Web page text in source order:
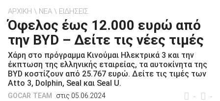
Βρες τα πάντα για το
αυτοκίνητο!
βρες το!
ΑΡΧΙΚΗ ΝΕΑ ΕΙΔΗΣΕΙΣ
Όφελος έως 12.000 ευρώ από
την BYD – Δείτε τις νέες τιμές
Χάρη στο πρόγραμμα Κινούμαι Ηλεκτρικά 3 και την
έκπτωση της ελληνικής εταιρείας, τα αυτοκίνητα της
BYD κοστίζουν από 25.767 ευρώ. Δείτε τις τιμές των
Atto 3, Dolphin, Seal και Seal U.
- -
GOCAR TEAM στις 05.06.2024